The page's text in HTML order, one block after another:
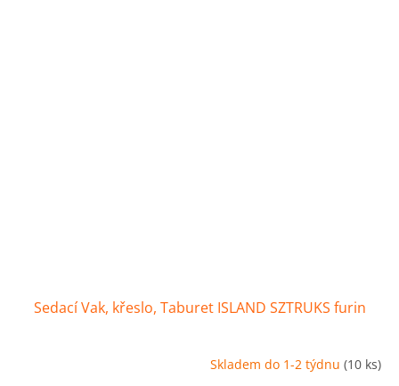
Sedací Vak, křeslo, Taburet ISLAND SZTRUKS furin
Skladem do 1-2 týdnu (10 ks)